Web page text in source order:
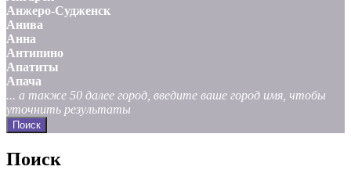
Анжеро-Судженск
Анива
Анна
Антипино
Апатиты
Апача
... а также 50 далее город, введите ваше город имя, чтобы
уточнить результаты
Поиск
Поиск